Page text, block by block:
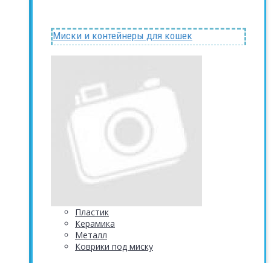
Миски и контейнеры для кошек
Пластик
Керамика
Металл
Коврики под миску